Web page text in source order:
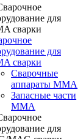
для
сварки
Сварочные
аппараты MMA
Запасные части
MMA